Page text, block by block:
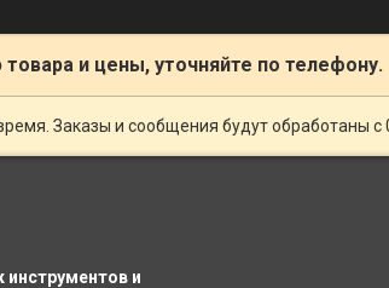
и цены, уточняйте по телефону.
Заказы и сообщения будут обработаны
инструментов и